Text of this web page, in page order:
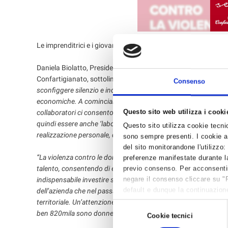
Consenso
Questo sito web utilizza i
Questo sito utilizza cookie
sono sempre presenti. I cookie
del sito monitorandone
preferenze manifestate durante
previo consenso. Per
negare il consenso cliccare su
default e dunque la
per avere maggiori
Selezione
del
Cookie tecnici
Le imprenditrici e i giovani imprenditori di Confartigianato
Daniela Biolatto, Presidente nazionale di Donne Impresa
Confartigianato, sottolineano così l’impegno comune
sconfiggere silenzio e indifferenza con una battaglia di civiltà
economiche. A cominciare dal mondo dell’impresa. La
collaboratori ci consentono di comprendere, forse meglio
quindi essere anche ‘laboratorio’ di educazione al rispetto
realizzazione personale, di indipendenza economica e di
“La violenza contro le donne –spiegano ancora i Presidenti
talento, consentendo di esprimerlo in un’attività d’impresa e
indispensabile investire sull’occupazione delle donne, in
dell’azienda che nel passaggio generazionale, e
territoriale. Un’attenzione particolare va dedicata alla
ben 820mila sono donne”.